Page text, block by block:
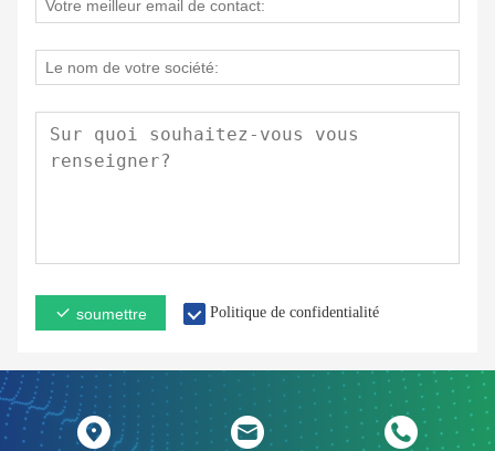
soumettre Politique de confidentialité